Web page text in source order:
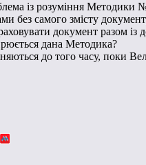
із розуміння Методики
без самого змісту
документ разом із
дана Методика?
до того часу, поки